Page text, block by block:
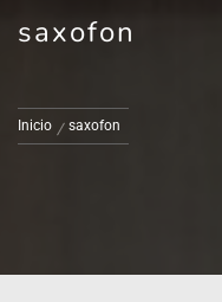
saxofon
Inicio saxofon